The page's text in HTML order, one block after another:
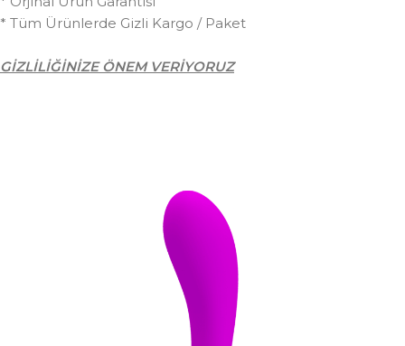
* Tüm Ürünlerde Gizli Kargo / Paket
GİZLİLİĞİNİZE ÖNEM VERİYORUZ